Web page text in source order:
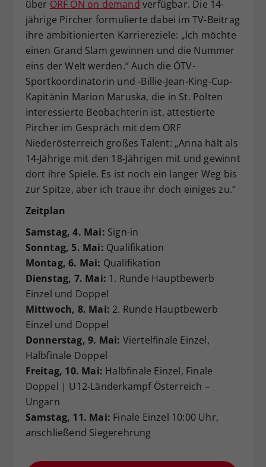
über ORF ON on demand verfügbar. Die 14-
jährige Pircher formulierte dabei im TV-Beitrag
ihre ambitionierten Karriereziele: „Ich möchte
einen Grand Slam gewinnen und die Nummer
eins der Welt werden.“ Auch die ÖTV-
Sportkoordinatorin und -Billie-Jean-King-Cup-
Kapitänin Marion Maruska, die in St. Pölten
interessierte Beobachterin ist, attestierte
Pircher im Gespräch mit dem ORF
Niederösterreich großes Talent: „Anna hält als
14-Jährige mit den 18-Jährigen mit und gewinnt
dort ihre Spiele. Es ist noch ein langer Weg bis
zur Spitze, aber ich traue ihr doch einiges zu.“
Zeitplan
Samstag, 4. Mai: Sign-in
Sonntag, 5. Mai: Qualifikation
Montag, 6. Mai: Qualifikation
Dienstag, 7. Mai: 1. Runde Hauptbewerb
Einzel und Doppel
Mittwoch, 8. Mai: 2. Runde Hauptbewerb
Einzel und Doppel
Donnerstag, 9. Mai: Viertelfinale Einzel,
Halbfinale Doppel
Freitag, 10. Mai: Halbfinale Einzel, Finale
Doppel | U12-Länderkampf Österreich –
Ungarn
Samstag, 11. Mai: Finale Einzel 10:00 Uhr,
anschließend Siegerehrung